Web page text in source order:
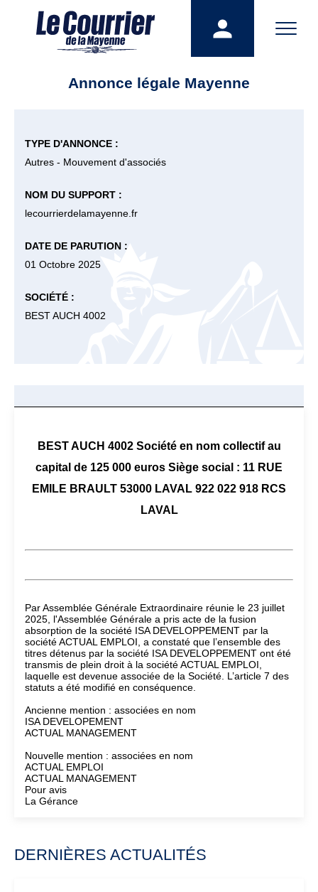
Annonce légale Mayenne
TYPE D'ANNONCE :
Autres - Mouvement d'associés
NOM DU SUPPORT :
lecourrierdelamayenne.fr
DATE DE PARUTION :
01 Octobre 2025
SOCIÉTÉ :
BEST AUCH 4002
BEST AUCH 4002 Société en nom collectif au
capital de 125 000 euros Siège social : 11 RUE
EMILE BRAULT 53000 LAVAL 922 022 918 RCS
LAVAL
Par Assemblée Générale Extraordinaire réunie le 23 juillet
2025, l'Assemblée Générale a pris acte de la fusion
absorption de la société ISA DEVELOPPEMENT par la
société ACTUAL EMPLOI, a constaté que l’ensemble des
titres détenus par la société ISA DEVELOPPEMENT ont été
transmis de plein droit à la société ACTUAL EMPLOI,
laquelle est devenue associée de la Société. L’article 7 des
statuts a été modifié en conséquence.
Ancienne mention : associées en nom
ISA DEVELOPEMENT
ACTUAL MANAGEMENT
Nouvelle mention : associées en nom
ACTUAL EMPLOI
ACTUAL MANAGEMENT
Pour avis
La Gérance
DERNIÈRES ACTUALITÉS